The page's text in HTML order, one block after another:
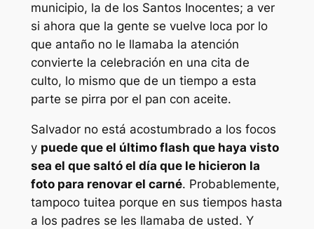
municipio, la de los Santos Inocentes; a ver
si ahora que la gente se vuelve loca por lo
que antaño no le llamaba la atención
convierte la celebración en una cita de
culto, lo mismo que de un tiempo a esta
parte se pirra por el pan con aceite.
Salvador no está acostumbrado a los focos
y puede que el último flash que haya visto
sea el que saltó el día que le hicieron la
foto para renovar el carné. Probablemente,
tampoco tuitea porque en sus tiempos hasta
a los padres se les llamaba de usted. Y